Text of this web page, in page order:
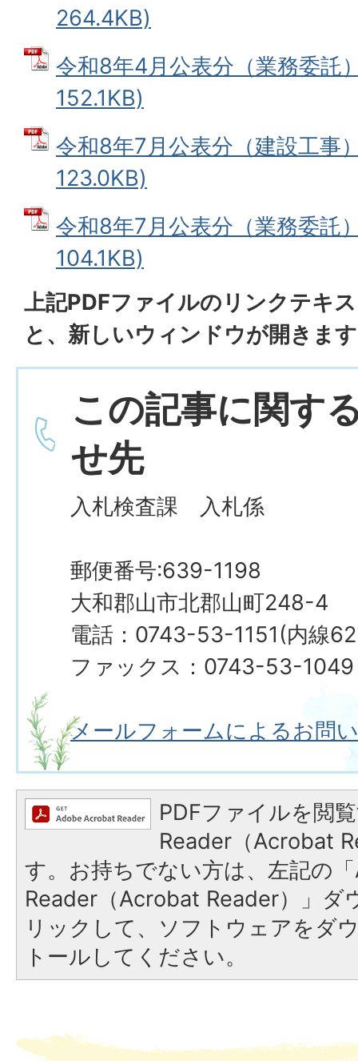
264.4KB)
令和8年4月公表分（業務委託
152.1KB)
令和8年7月公表分（建設工事
123.0KB)
令和8年7月公表分（業務委託
104.1KB)
上記PDFファイルのリンクテキ
と、新しいウィンドウが開きま
この記事に関す
せ先
入札検査課 入札係
郵便番号:639-1198
大和郡山市北郡山町248-4
電話：0743-53-1151(内線
ファックス：0743-53-1049
メールフォームによるお問
PDFファイルを閲
Reader（Acrobat
す。お持ちでない方は、左記の
Reader（Acrobat Reader）」ダ
リックして、ソフトウェアをダ
トールしてください。